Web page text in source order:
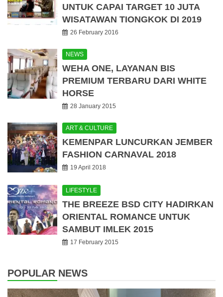
UNTUK CAPAI TARGET 10 JUTA
WISATAWAN TIONGKOK DI 2019
26 February 2016
NEWS
WEHA ONE, LAYANAN BIS
PREMIUM TERBARU DARI WHITE
HORSE
28 January 2015
ART & CULTURE
KEMENPAR LUNCURKAN JEMBER
FASHION CARNAVAL 2018
19 April 2018
LIFESTYLE
THE BREEZE BSD CITY HADIRKAN
ORIENTAL ROMANCE UNTUK
SAMBUT IMLEK 2015
17 February 2015
POPULAR NEWS